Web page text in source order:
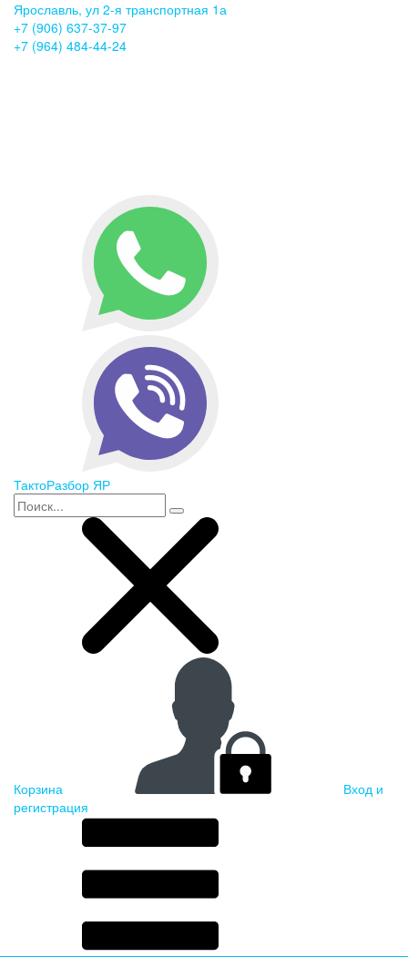
Ярославль, ул 2-я транспортная 1а
+7 (906) 637-37-97
+7 (964) 484-44-24
ТактоРазбор ЯР
Корзина
Вход и
регистрация